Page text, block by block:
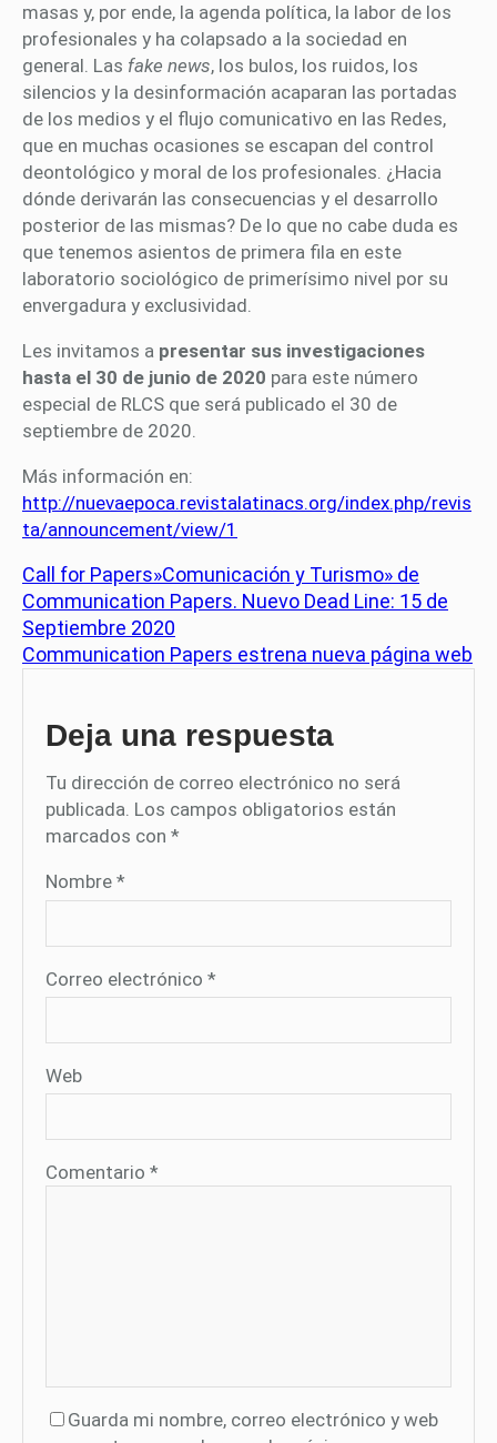
masas y, por ende, la agenda política, la labor de los
profesionales y ha colapsado a la sociedad en
general. Las fake news, los bulos, los ruidos, los
silencios y la desinformación acaparan las portadas
de los medios y el flujo comunicativo en las Redes,
que en muchas ocasiones se escapan del control
deontológico y moral de los profesionales. ¿Hacia
dónde derivarán las consecuencias y el desarrollo
posterior de las mismas? De lo que no cabe duda es
que tenemos asientos de primera fila en este
laboratorio sociológico de primerísimo nivel por su
envergadura y exclusividad.
Les invitamos a presentar sus investigaciones
hasta el 30 de junio de 2020 para este número
especial de RLCS que será publicado el 30 de
septiembre de 2020.
Más información en:
http://nuevaepoca.revistalatinacs.org/index.php/revis
ta/announcement/view/1
Call for Papers»Comunicación y Turismo» de
Communication Papers. Nuevo Dead Line: 15 de
Septiembre 2020
Communication Papers estrena nueva página web
Deja una respuesta
Tu dirección de correo electrónico no será
publicada. Los campos obligatorios están
marcados con *
Nombre *
Correo electrónico *
Web
Comentario *
Guarda mi nombre, correo electrónico y web